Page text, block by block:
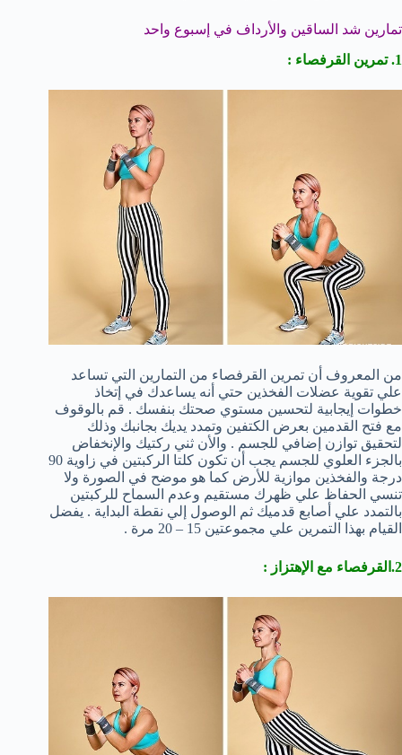
تمارين شد الساقين والأرداف في إسبوع واحد
1. تمرين القرفصاء :
من المعروف أن تمرين القرفصاء من التمارين التي تساعد
علي تقوية عضلات الفخذين حتي أنه يساعدك في إتخاذ
خطوات إيجابية لتحسين مستوي صحتك بنفسك . قم بالوقوف
مع فتح القدمين بعرض الكتفين وتمدد يديك بجانبك وذلك
لتحقيق توازن إضافي للجسم . والأن ثني ركتيك والإنخفاض
بالجزء العلوي للجسم يجب أن تكون كلتا الركبتين في زاوية 90
درجة والفخذين موازية للأرض كما هو موضح في الصورة ولا
تنسي الحفاظ علي ظهرك مستقيم وعدم السماح للركبتين
بالتمدد علي أصابع قدميك ثم الوصول إلي نقطة البداية . يفضل
القيام بهذا التمرين علي مجموعتين 15 – 20 مرة .
2.القرفصاء مع الإهتزاز :